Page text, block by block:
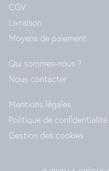
CGV
Livraison
Moyens de paiement
Qui sommes-nous ?
Nous contacter
Mentions légales
Politique de confidentialité
Gestion des cookies